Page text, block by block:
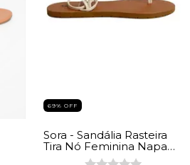
69% OFF
Sora - Sandália Rasteira
Tira Nó Feminina Napa
Off White